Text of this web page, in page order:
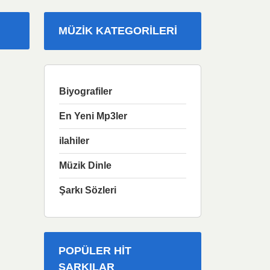
MÜZIK KATEGORILERI
Biyografiler
En Yeni Mp3ler
ilahiler
Müzik Dinle
Şarkı Sözleri
POPÜLER HIT
ŞARKILAR